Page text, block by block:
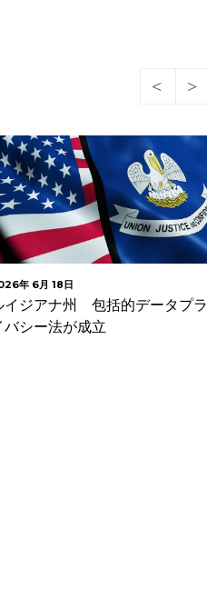
年 6月 18日
イジアナ州 包括的データプラ
バシー法が成立